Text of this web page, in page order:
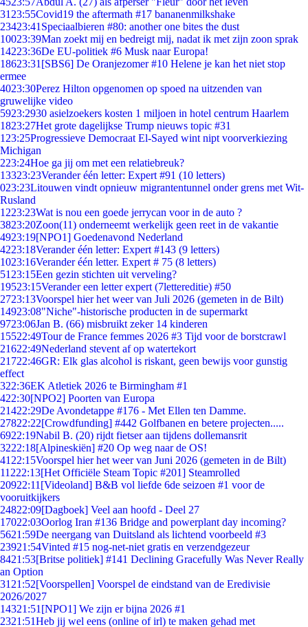
31 23:55Covid19 the aftermath #17 bananenmilkshake
23423:41 Speciaalbieren #80: another one bites the dust
10023:39Man zoekt mij en bedreigt mij, nadat ik met zijn zoon sprak
14223:36De EU-politiek #6 Musk naar Europa!
18623:31 [SBS6] De Oranjezomer #10 Helene je kan het niet stop
ermee
4023:30Perez Hilton opgenomen op spoed na uitzenden van
gruwelijke video
5923:2930 asielzoekers kosten 1 miljoen in hotel centrum Haarlem
1823:27Het grote dagelijkse Trump nieuws topic #31
1 23:25Progressieve Democraat El-Sayed wint nipt voorverkiezing
Michigan
223:24Hoe ga jij om met een relatiebreuk?
13323:23Verander één letter: Expert #91 (10 letters)
023:23Litouwen vindt opnieuw migrantentunnel onder grens met Wit-
Rusland
1223:23Wat is nou een goede jerrycan voor in de auto ?
3823:20Zoon(11) onderneemt werkelijk geen reet in de vakantie
4923:19[NPO1] Goedenavond Nederland
4223:18Verander één letter: Expert #143 (9 letters)
1023:16Verander één letter. Expert # 75 (8 letters)
51 23:15Een gezin stichten uit verveling?
19523:15Verander een letter expert (7lettereditie) #50
2723:13Voorspel hier het weer van Juli 2026 (gemeten in de Bilt)
14923:08"Niche"-historische producten in de supermarkt
9723:06Jan B. (66) misbruikt zeker 14 kinderen
15522:49Tour de France femmes 2026 #3 Tijd voor de borstcrawl
21622:49Nederland stevent af op watertekort
21722:46GR: Elk glas alcohol is riskant, geen bewijs voor gunstig
effect
322:36EK Atletiek 2026 te Birmingham #1
422:30[NPO2] Poorten van Europa
21422:29De Avondetappe #176 - Met Ellen ten Damme.
27822:22[Crowdfunding] #442 Golfbanen en betere projecten.....
6922:19Nabil B. (20) rijdt fietser aan tijdens dollemansrit
3222:18[Alpineskiën] #20 Op weg naar de OS!
41 22:15Voorspel hier het weer van Juni 2026 (gemeten in de Bilt)
11222:13[Het Officiële Steam Topic #201] Steamrolled
20922:11 [Videoland] B&B vol liefde 6de seizoen #1 voor de
vooruitkijkers
24822:09[Dagboek] Veel aan hoofd - Deel 27
17022:03Oorlog Iran #136 Bridge and powerplant day incoming?
5621:59De neergang van Duitsland als lichtend voorbeeld #3
23921:54Vinted #15 nog-net-niet gratis en verzendgezeur
8421:53[Britse politiek] #141 Declining Gracefully Was Never Really
an Option
31 21:52[Voorspellen] Voorspel de eindstand van de Eredivisie
2026/2027
14321:51 [NPO1] We zijn er bijna 2026 #1
2321:51Heb jij wel eens (online of irl) te maken gehad met